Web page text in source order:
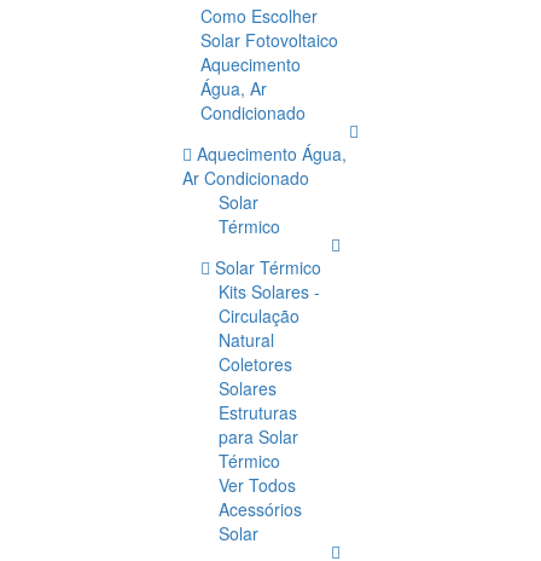
Como Escolher
Solar Fotovoltaico
Aquecimento
Água, Ar
Condicionado
Aquecimento Água,
Ar Condicionado
Solar
Térmico
Solar Térmico
Kits Solares -
Circulação
Natural
Coletores
Solares
Estruturas
para Solar
Térmico
Ver Todos
Acessórios
Solar